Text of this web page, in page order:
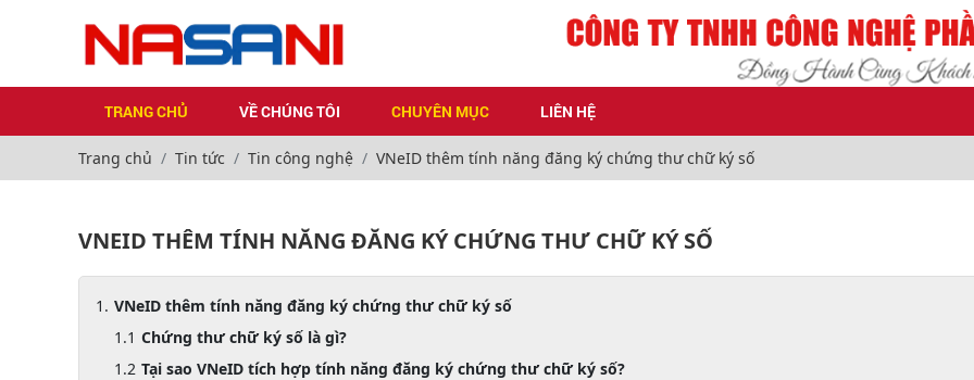
TRANG CHỦ VỀ CHÚNG TÔI CHUYÊN MỤC LIÊN HỆ
Trang chủ Tin tức Tin công nghệ VNeID thêm tính năng đăng ký chứng thư chữ ký số
VNEID THÊM TÍNH NĂNG ĐĂNG KÝ CHỨNG THƯ CHỮ KÝ SỐ
VNeID thêm tính năng đăng ký chứng thư chữ ký số
Chứng thư chữ ký số là gì?
Tại sao VNeID tích hợp tính năng đăng ký chứng thư chữ ký số?